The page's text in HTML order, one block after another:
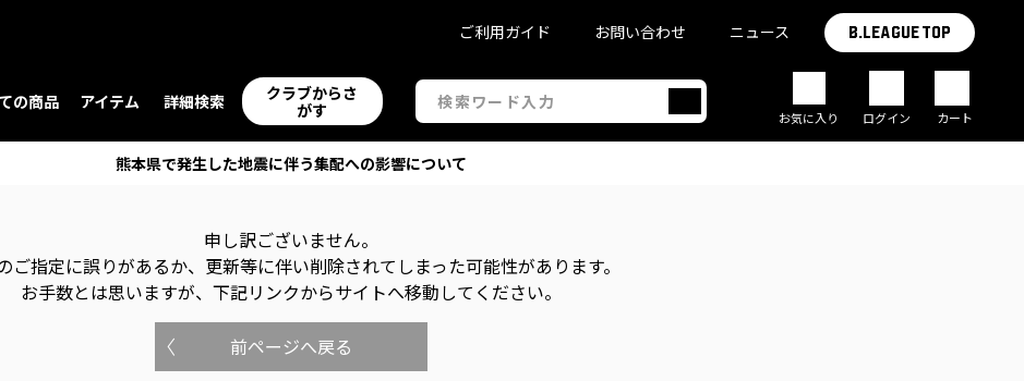
の商品 アイテム 詳細検索
クラブからさ
がす
ご利用ガイド お問い合わせ ニュース B.LEAGUE TOP
お気に入り ログイン カート
熊本県で発生した地震に伴う集配への影響について
申し訳ございません。
ご指定に誤りがあるか、更新等に伴い削除されてしまった可能性があります。
お手数とは思いますが、下記リンクからサイトへ移動してください。
前ページへ戻る